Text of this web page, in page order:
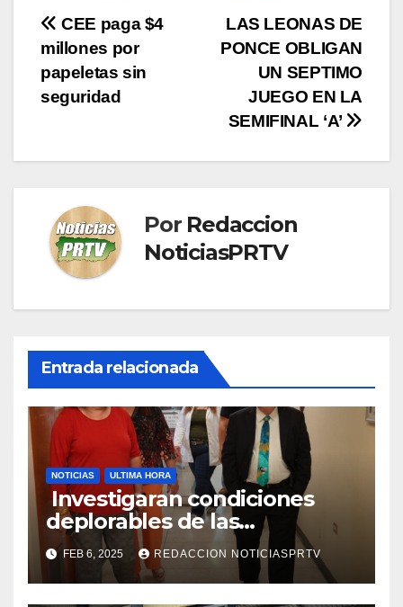
Navegación
de
entradas
LAS LEONAS DE
PONCE OBLIGAN
UN SEPTIMO
JUEGO EN LA
SEMIFINAL ‘A’
CEE paga $4
millones por
papeletas sin
seguridad
Por Redaccion
NoticiasPRTV
Entrada relacionada
NOTICIAS ULTIMA HORA
Investigaran condiciones
deplorables de las
facilidades el Departamento
de la Salud en Mayagüez
FEB 6, 2025 REDACCION NOTICIASPRTV